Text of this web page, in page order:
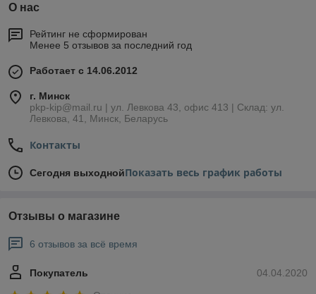
О нас
Рейтинг не сформирован
Менее 5 отзывов за последний год
Работает с 14.06.2012
г. Минск
pkp-kip@mail.ru | ул. Левкова 43, офис 413 | Склад: ул.
Левкова, 41, Минск, Беларусь
Контакты
Сегодня выходнойПоказать весь график работы
Отзывы о магазине
6 отзывов за всё время
04.04.2020
Покупатель